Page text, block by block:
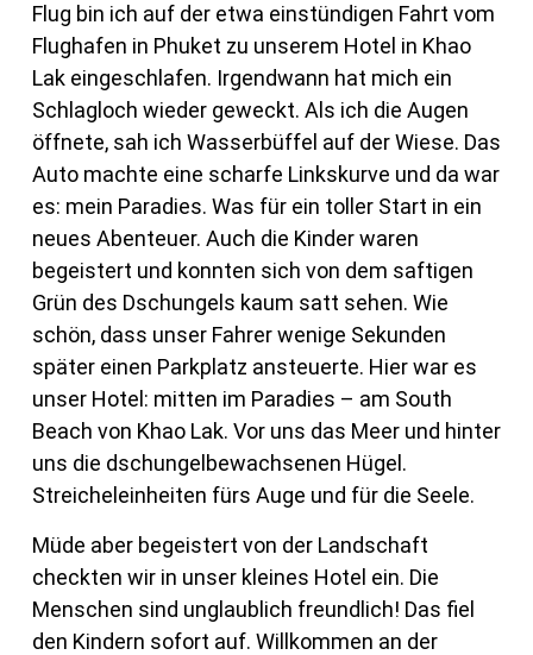
Flug bin ich auf der etwa einstündigen Fahrt vom
Flughafen in Phuket zu unserem Hotel in Khao
Lak eingeschlafen. Irgendwann hat mich ein
Schlagloch wieder geweckt. Als ich die Augen
öffnete, sah ich Wasserbüffel auf der Wiese. Das
Auto machte eine scharfe Linkskurve und da war
es: mein Paradies. Was für ein toller Start in ein
neues Abenteuer. Auch die Kinder waren
begeistert und konnten sich von dem saftigen
Grün des Dschungels kaum satt sehen. Wie
schön, dass unser Fahrer wenige Sekunden
später einen Parkplatz ansteuerte. Hier war es
unser Hotel: mitten im Paradies – am South
Beach von Khao Lak. Vor uns das Meer und hinter
uns die dschungelbewachsenen Hügel.
Streicheleinheiten fürs Auge und für die Seele.
Müde aber begeistert von der Landschaft
checkten wir in unser kleines Hotel ein. Die
Menschen sind unglaublich freundlich! Das fiel
den Kindern sofort auf. Willkommen an der